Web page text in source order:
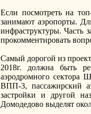
Если посмотреть на
занимают аэропорты.
инфраструктуры. Часть
прокомментировать
Самый дорогой из
2018г. должна быть
аэродромного сектора
ВПП-3, пассажирский
застройки и другой
Домодедово выделят